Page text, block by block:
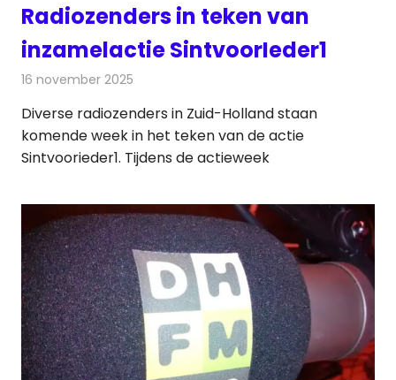
Radiozenders in teken van
inzamelactie SintvoorIeder1
16 november 2025
Diverse radiozenders in Zuid-Holland staan
komende week in het teken van de actie
Sintvoorieder1. Tijdens de actieweek